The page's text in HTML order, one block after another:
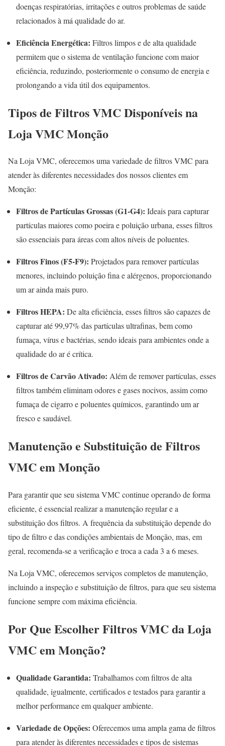
doenças respiratórias, irritações e outros problemas de saúde
relacionados à má qualidade do ar.
Eficiência Energética: Filtros limpos e de alta qualidade
permitem que o sistema de ventilação funcione com maior
eficiência, reduzindo, posteriormente o consumo de energia e
prolongando a vida útil dos equipamentos.
Tipos de Filtros VMC Disponíveis na
Loja VMC Monção
Na Loja VMC, oferecemos uma variedade de filtros VMC para
atender às diferentes necessidades dos nossos clientes em
Monção:
Filtros de Partículas Grossas (G1-G4): Ideais para capturar
partículas maiores como poeira e poluição urbana, esses filtros
são essenciais para áreas com altos níveis de poluentes.
Filtros Finos (F5-F9): Projetados para remover partículas
menores, incluindo poluição fina e alérgenos, proporcionando
um ar ainda mais puro.
Filtros HEPA: De alta eficiência, esses filtros são capazes de
capturar até 99,97% das partículas ultrafinas, bem como
fumaça, vírus e bactérias, sendo ideais para ambientes onde a
qualidade do ar é crítica.
Filtros de Carvão Ativado: Além de remover partículas, esses
filtros também eliminam odores e gases nocivos, assim como
fumaça de cigarro e poluentes químicos, garantindo um ar
fresco e saudável.
Manutenção e Substituição de Filtros
VMC em Monção
Para garantir que seu sistema VMC continue operando de forma
eficiente, é essencial realizar a manutenção regular e a
substituição dos filtros. A frequência da substituição depende do
tipo de filtro e das condições ambientais de Monção, mas, em
geral, recomenda-se a verificação e troca a cada 3 a 6 meses.
Na Loja VMC, oferecemos serviços completos de manutenção,
incluindo a inspeção e substituição de filtros, para que seu sistema
funcione sempre com máxima eficiência.
Por Que Escolher Filtros VMC da Loja
VMC em Monção?
Qualidade Garantida: Trabalhamos com filtros de alta
qualidade, igualmente, certificados e testados para garantir a
melhor performance em qualquer ambiente.
Variedade de Opções: Oferecemos uma ampla gama de filtros
para atender às diferentes necessidades e tipos de sistemas